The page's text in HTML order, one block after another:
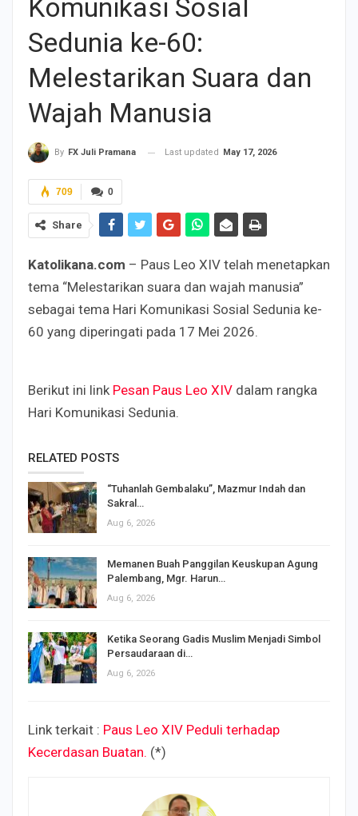
Komunikasi Sosial
Sedunia ke-60:
Melestarikan Suara dan
Wajah Manusia
By FX Juli Pramana Last updated May 17, 2026
0
709
Share
Katolikana.com – Paus Leo XIV telah menetapkan
tema “Melestarikan suara dan wajah manusia”
sebagai tema Hari Komunikasi Sosial Sedunia ke-
60 yang diperingati pada 17 Mei 2026.
Berikut ini link Pesan Paus Leo XIV dalam rangka
Hari Komunikasi Sedunia.
RELATED POSTS
“Tuhanlah Gembalaku”, Mazmur Indah dan
Sakral…
Aug 6, 2026
Memanen Buah Panggilan Keuskupan Agung
Palembang, Mgr. Harun…
Aug 6, 2026
Ketika Seorang Gadis Muslim Menjadi Simbol
Persaudaraan di…
Aug 6, 2026
Link terkait : Paus Leo XIV Peduli terhadap
Kecerdasan Buatan. (*)